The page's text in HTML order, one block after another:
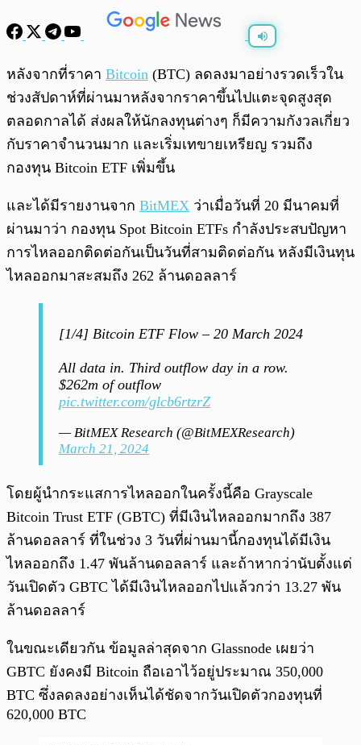
พร้อมเล่น 0:00
หลังจากที่ราคา Bitcoin (BTC) ลดลงมาอย่างรวดเร็วใน
ช่วงสัปดาห์ที่ผ่านมาหลังจากราคาขึ้นไปแตะจุดสูงสุด
ตลอดกาลได้ ส่งผลให้นักลงทุนต่างๆ ก็มีความกังวลเกี่ยว
กับราคาจำนวนมาก และเริ่มเทขายเหรียญ รวมถึง
กองทุน Bitcoin ETF เพิ่มขึ้น
และได้มีรายงานจาก BitMEX ว่าเมื่อวันที่ 20 มีนาคมที่
ผ่านมาว่า กองทุน Spot Bitcoin ETFs กำลังประสบปัญหา
การไหลออกติดต่อกันเป็นวันที่สามติดต่อกัน หลังมีเงินทุน
ไหลออกมาสะสมถึง 262 ล้านดอลลาร์
[1/4] Bitcoin ETF Flow – 20 March 2024
All data in. Third outflow day in a row.
$262m of outflow
pic.twitter.com/glcb6rtzrZ
— BitMEX Research (@BitMEXResearch)
March 21, 2024
โดยผู้นำกระแสการไหลออกในครั้งนี้คือ Grayscale
Bitcoin Trust ETF (GBTC) ที่มีเงินไหลออกมากถึง 387
ล้านดอลลาร์ ที่ในช่วง 3 วันที่ผ่านมานี้กองทุนได้มีเงิน
ไหลออกถึง 1.47 พันล้านดอลลาร์ และถ้าหากว่านับตั้งแต่
วันเปิดตัว GBTC ได้มีเงินไหลออกไปแล้วกว่า 13.27 พัน
ล้านดอลลาร์
ในขณะเดียวกัน ข้อมูลล่าสุดจาก Glassnode เผยว่า
GBTC ยังคงมี Bitcoin ถือเอาไว้อยู่ประมาณ 350,000
BTC ซึ่งลดลงอย่างเห็นได้ชัดจากวันเปิดตัวกองทุนที่
620,000 BTC